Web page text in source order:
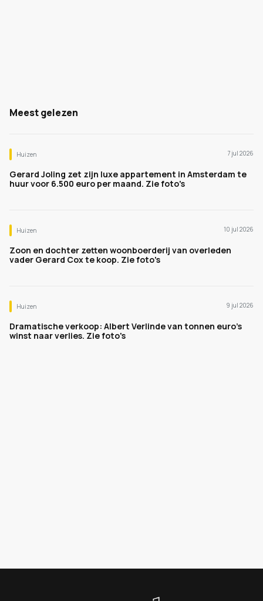
Meest gelezen
Huizen 7 jul 2026
Gerard Joling zet zijn luxe appartement in Amsterdam te
huur voor 6.500 euro per maand. Zie foto's
Huizen 10 jul 2026
Zoon en dochter zetten woonboerderij van overleden
vader Gerard Cox te koop. Zie foto's
Huizen 9 jul 2026
Dramatische verkoop: Albert Verlinde van tonnen euro's
winst naar verlies. Zie foto's